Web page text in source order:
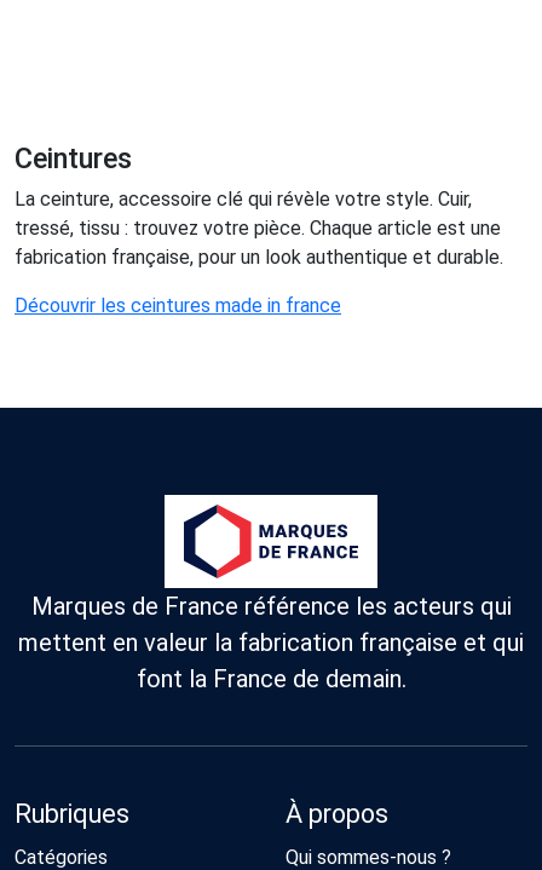
Ceintures
La ceinture, accessoire clé qui révèle votre style. Cuir,
tressé, tissu : trouvez votre pièce. Chaque article est une
fabrication française, pour un look authentique et durable.
Découvrir les ceintures made in france
Marques de France référence les acteurs qui
mettent en valeur la fabrication française et qui
font la France de demain.
Rubriques
Catégories
À propos
Qui sommes-nous ?